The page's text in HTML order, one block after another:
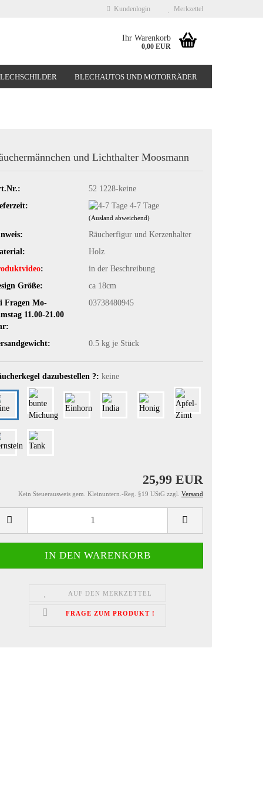
Kundenlogin Merkzettel
Ihr Warenkorb
0,00 EUR
BLECHAUTOS UND MOTORRÄDER
und Lichthalter Moosmann
52 1228-keine
4-7 Tage
(Ausland abweichend)
Räucherfigur und Kerzenhalter
Holz
:
in der Beschreibung
Größe:
ca 18cm
Fragen Mo-
11.00-21.00
03738480945
0.5 kg je Stück
dazubestellen ?: keine
25,99 EUR
Kein Steuerausweis gem. Kleinuntern.-Reg. §19 UStG zzgl. Versand
AUF DEN MERKZETTEL
FRAGE ZUM PRODUKT !